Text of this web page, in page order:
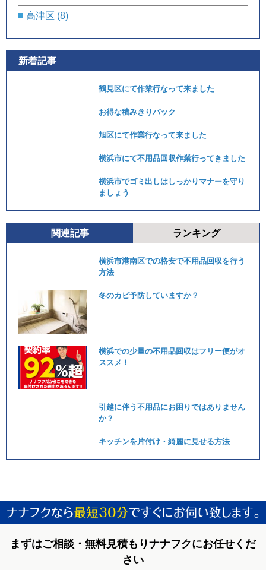
高津区 (8)
新着記事
鶴見区にて作業行なって来ました
お得な積みきりパック
旭区にて作業行なって来ました
横浜市にて不用品回収作業行ってきました
横浜市でゴミ出しはしっかりマナーを守り
ましょう
関連記事 ランキング
横浜市港南区での格安で不用品回収を行う
方法
冬のカビ予防していますか？
横浜での少量の不用品回収はフリー便がオ
ススメ！
引越に伴う不用品にお困りではありません
か？
キッチンを片付け・綺麗に見せる方法
まずはご相談・無料見積もりナナフクにお任せくだ
さい